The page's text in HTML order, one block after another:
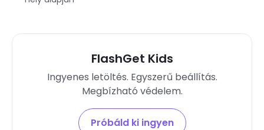
FlashGet Kids
Ingyenes letöltés. Egyszerű beállítás.
Megbízható védelem.
Próbáld ki ingyen